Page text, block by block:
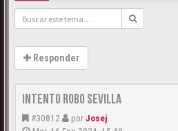
Responder
Intento robo Sevilla
#30812 porJosej